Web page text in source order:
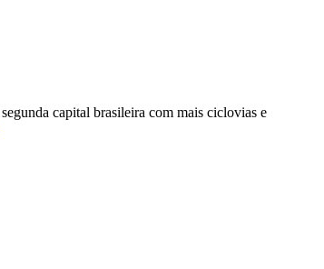
capital brasileira com mais ciclovias e